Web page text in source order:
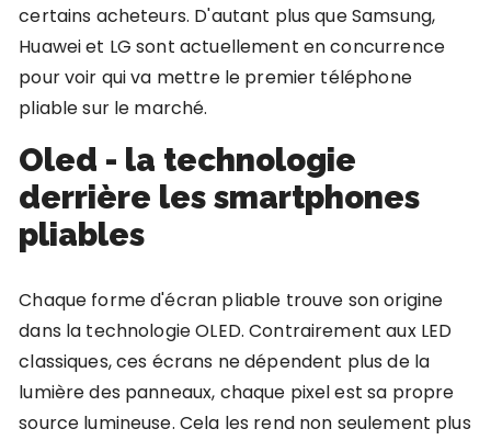
certains acheteurs. D'autant plus que Samsung,
Huawei et LG sont actuellement en concurrence
pour voir qui va mettre le premier téléphone
pliable sur le marché.
Oled - la technologie
derrière les smartphones
pliables
Chaque forme d'écran pliable trouve son origine
dans la technologie OLED. Contrairement aux LED
classiques, ces écrans ne dépendent plus de la
lumière des panneaux, chaque pixel est sa propre
source lumineuse. Cela les rend non seulement plus